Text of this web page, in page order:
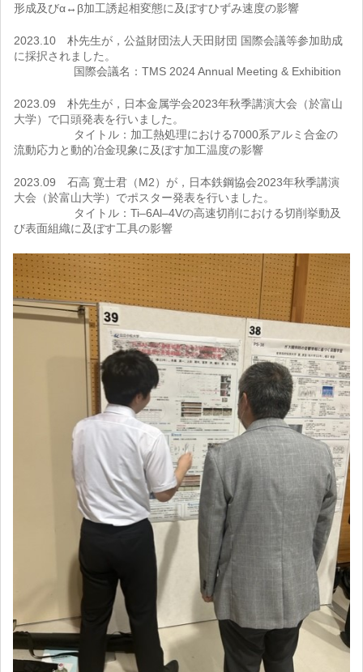
形成及びα↔β加工誘起相変態に及ぼすひずみ速度の影響
2023.10 朴先生が，公益財団法人天田財団 国際会議等参加助成
に採択されました。
国際会議名：TMS 2024 Annual Meeting & Exhibition
2023.09 朴先生が，日本金属学会2023年秋季講演大会（於富山
大学）で口頭発表を行いました。
タイトル：加工熱処理における7000系アルミ合金の
流動応力と動的冶金現象に及ぼす加工温度の影響
2023.09 石高 寛士君（M2）が，日本鉄鋼協会2023年秋季講演
大会（於富山大学）でポスター発表を行いました。
タイトル：Ti–6Al–4Vの高速切削における切削挙動及
び表面組織に及ぼす工具の影響